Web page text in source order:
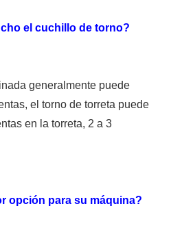
el cuchillo de torno?
generalmente puede
el torno de torreta puede
en la torreta, 2 a 3
opción para su máquina?